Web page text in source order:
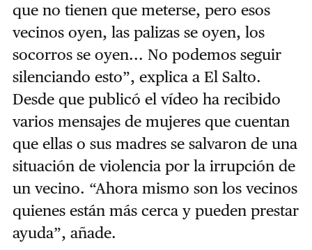
que no tienen que meterse, pero esos
vecinos oyen, las palizas se oyen, los
socorros se oyen... No podemos seguir
silenciando esto”, explica a El Salto.
Desde que publicó el vídeo ha recibido
varios mensajes de mujeres que cuentan
que ellas o sus madres se salvaron de una
situación de violencia por la irrupción de
un vecino. “Ahora mismo son los vecinos
quienes están más cerca y pueden prestar
ayuda”, añade.